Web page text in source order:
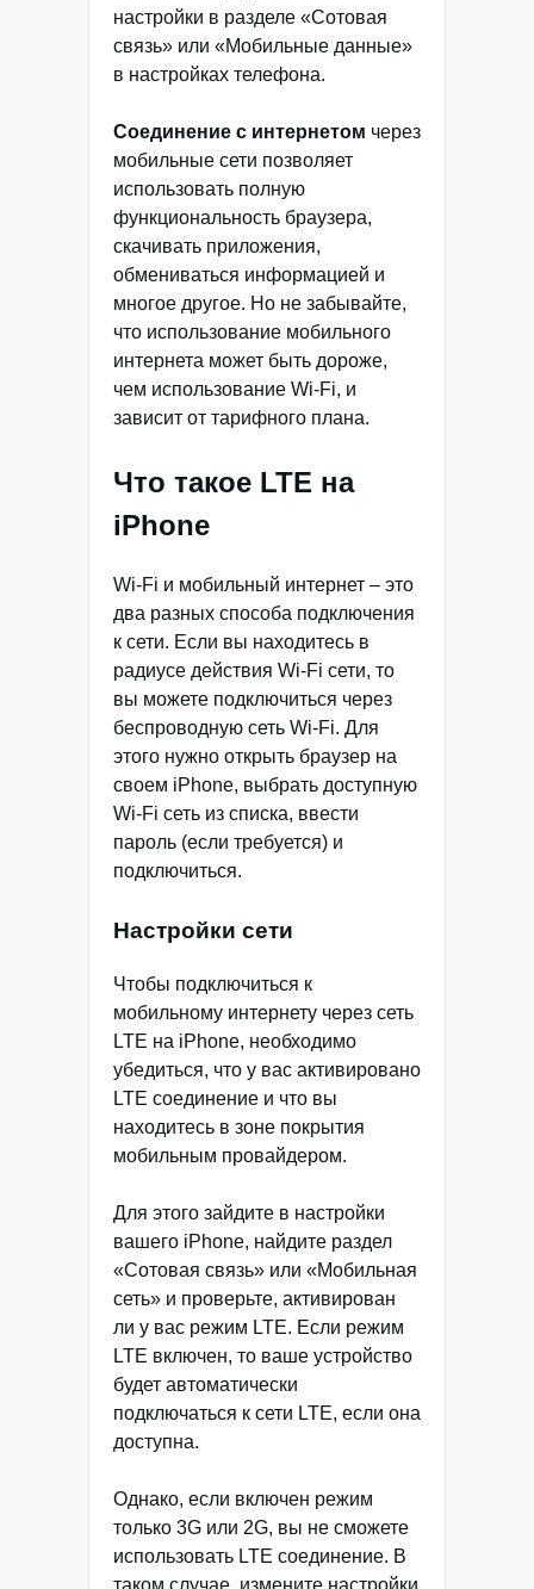
настройки в разделе «Сотовая
связь» или «Мобильные данные»
в настройках телефона.
Соединение с интернетом через
мобильные сети позволяет
использовать полную
функциональность браузера,
скачивать приложения,
обмениваться информацией и
многое другое. Но не забывайте,
что использование мобильного
интернета может быть дороже,
чем использование Wi-Fi, и
зависит от тарифного плана.
Что такое LTE на
iPhone
Wi-Fi и мобильный интернет – это
два разных способа подключения
к сети. Если вы находитесь в
радиусе действия Wi-Fi сети, то
вы можете подключиться через
беспроводную сеть Wi-Fi. Для
этого нужно открыть браузер на
своем iPhone, выбрать доступную
Wi-Fi сеть из списка, ввести
пароль (если требуется) и
подключиться.
Настройки сети
Чтобы подключиться к
мобильному интернету через сеть
LTE на iPhone, необходимо
убедиться, что у вас активировано
LTE соединение и что вы
находитесь в зоне покрытия
мобильным провайдером.
Для этого зайдите в настройки
вашего iPhone, найдите раздел
«Сотовая связь» или «Мобильная
сеть» и проверьте, активирован
ли у вас режим LTE. Если режим
LTE включен, то ваше устройство
будет автоматически
подключаться к сети LTE, если она
доступна.
Однако, если включен режим
только 3G или 2G, вы не сможете
использовать LTE соединение. В
таком случае, измените настройки